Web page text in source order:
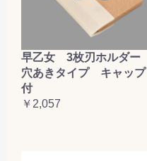
早乙女 3枚刃ホルダー
穴あきタイプ キャップ
付
￥2,057